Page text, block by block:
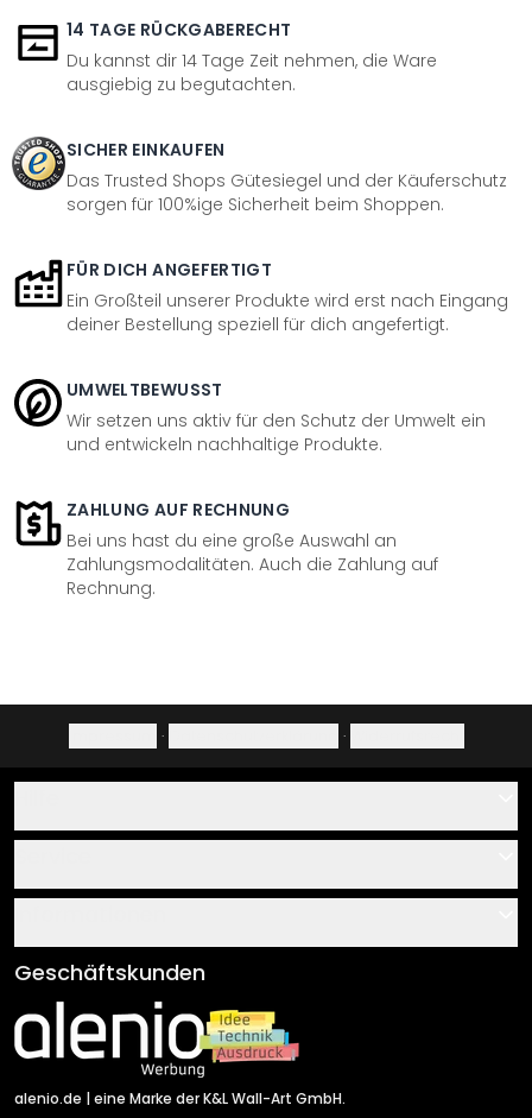
14 TAGE RÜCKGABERECHT
Du kannst dir 14 Tage Zeit nehmen, die Ware
ausgiebig zu begutachten.
SICHER EINKAUFEN
Das Trusted Shops Gütesiegel und der Käuferschutz
sorgen für 100%ige Sicherheit beim Shoppen.
FÜR DICH ANGEFERTIGT
Ein Großteil unserer Produkte wird erst nach Eingang
deiner Bestellung speziell für dich angefertigt.
UMWELTBEWUSST
Wir setzen uns aktiv für den Schutz der Umwelt ein
und entwickeln nachhaltige Produkte.
ZAHLUNG AUF RECHNUNG
Bei uns hast du eine große Auswahl an
Zahlungsmodalitäten. Auch die Zahlung auf
Rechnung.
· ·
Über uns
Klebe- und Montageanleitungen
Newsletter An-/Abmeldung
Sendungsverfolgung
AGB
Impressum
Versand & Zahlung
Rücksendung
Geschäftskunden
alenio.de | eine Marke der K&L Wall-Art GmbH.